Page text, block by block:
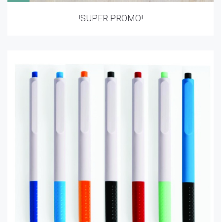
!SUPER PROMO!